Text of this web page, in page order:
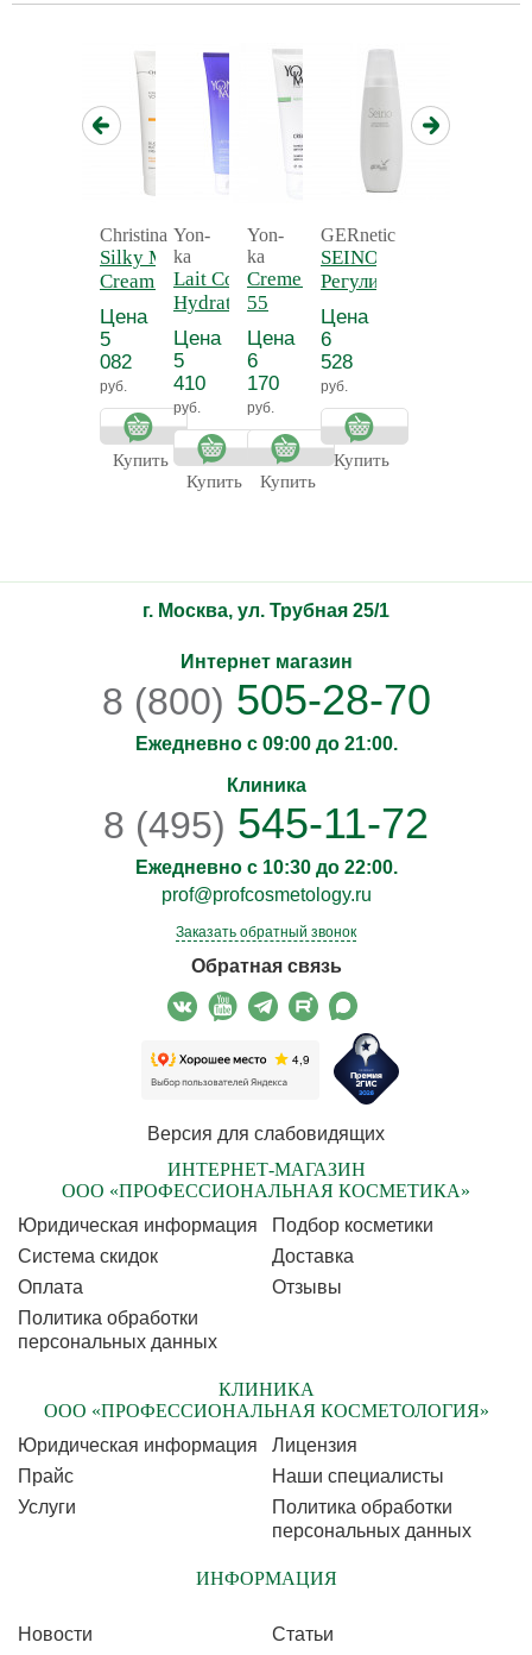
Christina
Silky Matte
Cream -
Нежный
матирующий
крем для
тела
Цена
5
082
руб.
Купить
Yon-
ka
Lait Corps
Hydratant
Detox -
Молочко для
тела
увлажняющее
Прованс
Цена
5
410
руб.
Купить
Yon-
ka
Creme 55 - Крем
55
антицеллюлитный
Цена
6
170
руб.
Купить
GERnetic
SEINO -
Регулирующий
и
тонизирующий
лосьон для
бюста СЕЙНО
Цена
6
528
руб.
Купить
г. Москва, ул. Трубная 25/1
Интернет магазин
8 (800) 505-28-70
Ежедневно с 09:00 до 21:00.
Клиника
8 (495) 545-11-72
Ежедневно с 10:30 до 22:00.
prof@profcosmetology.ru
Заказать обратный звонок
Обратная связь
Версия для слабовидящих
ИНТЕРНЕТ-МАГАЗИН
ООО «ПРОФЕССИОНАЛЬНАЯ КОСМЕТИКА»
Юридическая информация
Подбор косметики
Cистема скидок
Доставка
Оплата
Отзывы
Политика обработки
персональных данных
КЛИНИКА
ООО «ПРОФЕССИОНАЛЬНАЯ КОСМЕТОЛОГИЯ»
Юридическая информация
Лицензия
Прайс
Наши специалисты
Услуги
Политика обработки
персональных данных
ИНФОРМАЦИЯ
Новости Статьи